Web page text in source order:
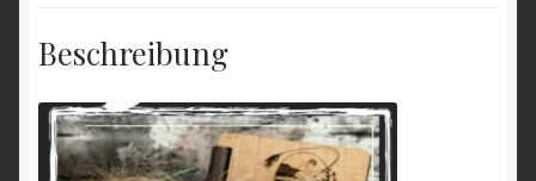
Beschreibung